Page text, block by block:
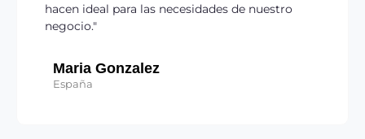
ideal para las necesidades de nuestro
Gonzalez